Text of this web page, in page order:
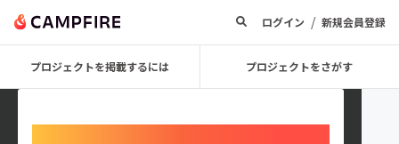
ログイン / 新規会員登録
プロジェクトを掲載するには プロジェクトをさがす